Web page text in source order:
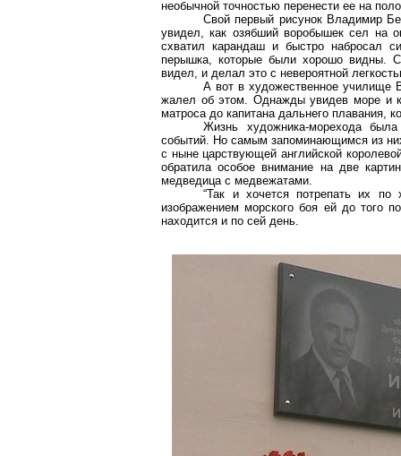
необычной точностью перенести ее на
Свой первый рисунок Владимир
увидел, как озябший воробышек сел на
схватил карандаш и быстро набросал
перышка, которые были хорошо видны.
видел, и делал это с невероятной
А вот в художественное училище
жалел об этом. Однажды увидев море и
матроса до капитана дальнего плавания,
Жизнь художника-морехода
событий. Но самым запоминающимся из
с ныне царствующей английской
обратила особое внимание на две
медведица с медвежатами.
“Так и хочется потрепать их
изображением морского боя ей до того
находится и по сей день.